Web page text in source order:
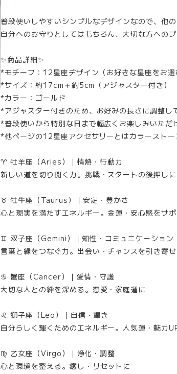
普段使いしやすいシンプルなデザインなので、他
自分へのお守りとしてはもちろん、大切な方への
✨商品詳細✨
*モチーフ：12星座デザイン（お好きな星座をお
*サイズ：約17cm＋約5cm（アジャスター付き）
*カラー：ゴールド
*アジャスター付きのため、お好みの長さに調整し
*普段使いから特別な日まで幅広くお楽しみいただ
*他ページの12星座アクセサリーとはカラースト
♈ 牡羊座（Aries）｜情熱・行動力
新しい道を切り開く力。挑戦・スタートの後押しに
♉ 牡牛座（Taurus）｜安定・豊かさ
心と現実を満たすエネルギー。金運・安心感をサ
♊ 双子座（Gemini）｜知性・コミュニケーション
言葉と縁をつなぐ力。出会い・チャンスを引き寄
♋ 蟹座（Cancer）｜愛情・守護
大切な人との絆を深める。恋愛・家庭運に
♌ 獅子座（Leo）｜自信・輝き
自分らしく輝くためのエネルギー。人気運・魅力
♍ 乙女座（Virgo）｜浄化・調整
心と環境を整える。癒し・リセットに